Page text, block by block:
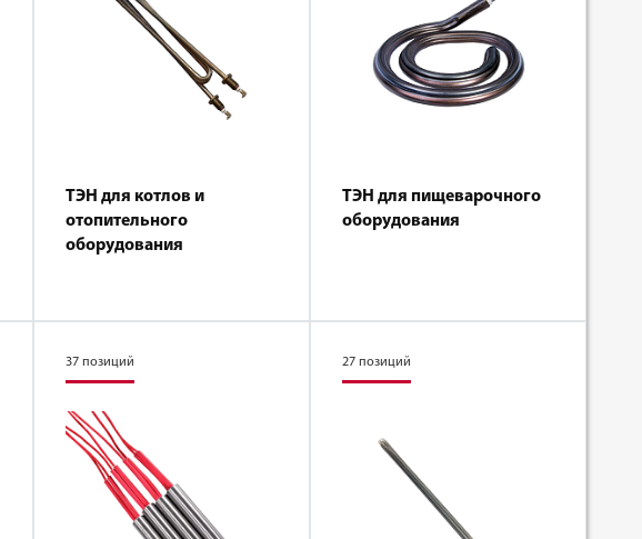
ТЭН для котлов и
отопительного
оборудования
ТЭН для пищеварочного
оборудования
37 позиций 27 позиций